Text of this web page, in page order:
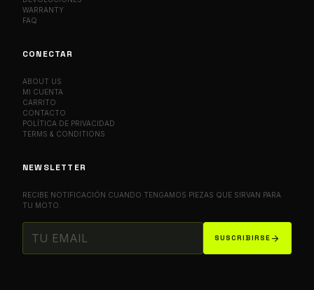
WARRANTY
FAQ
CONECTAR
ABOUT US
MI CUENTA
CARRITO
CONTACTO
POLÍTICA DE PRIVACIDAD
TERMS & CONDITIONS
NEWSLETTER
RECIBE NOTIFICACIÓN CUANDO TENGAMOS PIEZAS QUE SIRVAN PARA
TU MOTO.
SUSCRIBIRSE arrow_forward